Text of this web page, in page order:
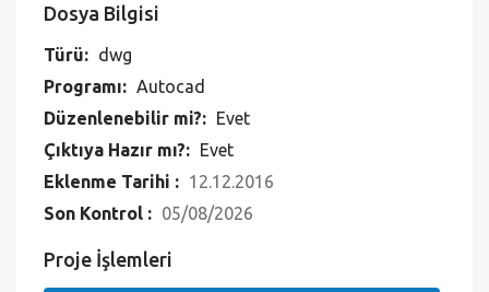
Dosya Bilgisi
Türü: dwg
Programı: Autocad
Düzenlenebilir mi?: Evet
Çıktıya Hazır mı?: Evet
Eklenme Tarihi : 12.12.2016
Son Kontrol : 05/08/2026
Proje İşlemleri